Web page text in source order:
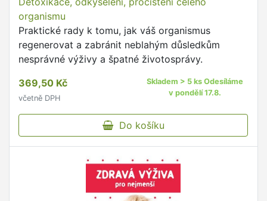
organismu
Praktické rady k tomu, jak váš organismus
regenerovat a zabránit neblahým důsledkům
nesprávné výživy a špatné životosprávy.
369,50 Kč
včetně DPH
Skladem > 5 ks Odesíláme
v pondělí 17.8.
Do košíku